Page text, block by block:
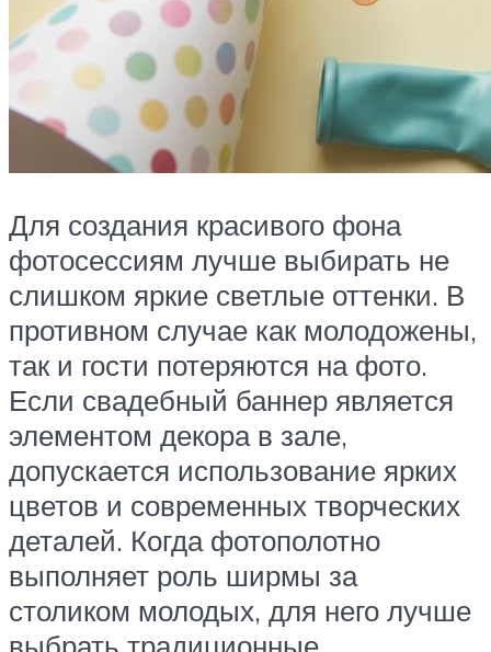
Для создания красивого фона
фотосессиям лучше выбирать не
слишком яркие светлые оттенки. В
противном случае как молодожены,
так и гости потеряются на фото.
Если свадебный баннер является
элементом декора в зале,
допускается использование ярких
цветов и современных творческих
деталей. Когда фотополотно
выполняет роль ширмы за
столиком молодых, для него лучше